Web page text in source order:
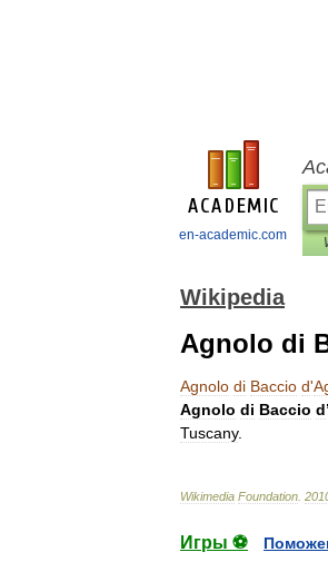
en-academic.com
Wikipedia
Agnolo di
Agnolo di Baccio d'
Agnolo di Baccio d’
Tuscany.
Wikimedia Foundation
Игры ⚽